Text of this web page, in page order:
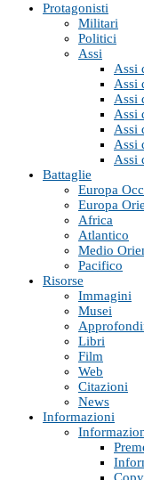
Protagonisti
Militari
Politici
Assi
Assi
Assi
Assi
Assi
Assi
Assi
Assi
Battaglie
Europa
Europa
Africa
Atlantico
Medio
Pacifico
Risorse
Immagini
Musei
Libri
Film
Web
Citazioni
News
Informazioni